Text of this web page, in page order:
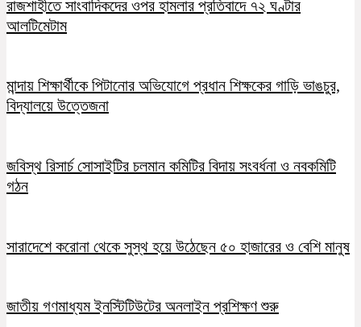
রাজশাহীতে সাংবাদিকদের ওপর হামলার প্রতিবাদে ৭২ ঘণ্টার
আলটিমেটাম
মান্দায় শিক্ষার্থীকে পিটানোর অভিযোগে প্রধান শিক্ষকের গাড়ি ভাঙচুর,
বিদ্যালয়ে উত্তেজনা
জবিস্থ রিসার্চ সোসাইটির চলমান কমিটির বিদায় সংবর্ধনা ও নবকমিটি
গঠন
সারাদেশে করোনা থেকে সুস্থ হয়ে উঠেছেন ৫০ হাজারের ও বেশি মানুষ
জাতীয় গণমাধ্যম ইনস্টিটিউটের অনলাইন প্রশিক্ষণ শুরু